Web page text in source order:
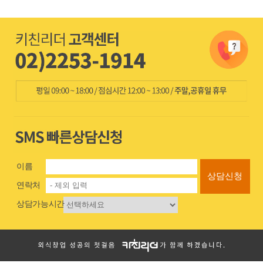
이름
연락처
상담가능시간
상담신청